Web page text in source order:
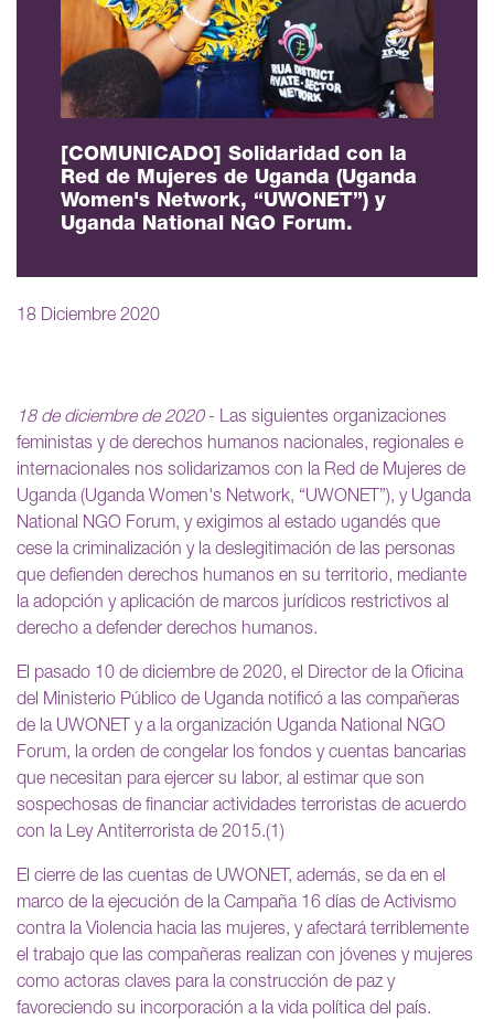
[COMUNICADO] Solidaridad con la
Red de Mujeres de Uganda (Uganda
Women's Network, “UWONET”) y
Uganda National NGO Forum.
18 Diciembre 2020
18 de diciembre de 2020- Las siguientes organizaciones
feministas y de derechos humanos nacionales, regionales e
internacionales nos solidarizamos con la Red de Mujeres de
Uganda (Uganda Women's Network, “UWONET”), y Uganda
National NGO Forum, y exigimos al estado ugandés que
cese la criminalización y la deslegitimación de las personas
que defienden derechos humanos en su territorio, mediante
la adopción y aplicación de marcos jurídicos restrictivos al
derecho a defender derechos humanos.
El pasado 10 de diciembre de 2020, el Director de la Oficina
del Ministerio Público de Uganda notificó a las compañeras
de la UWONET y a la organización Uganda National NGO
Forum, la orden de congelar los fondos y cuentas bancarias
que necesitan para ejercer su labor, al estimar que son
sospechosas de financiar actividades terroristas de acuerdo
con la Ley Antiterrorista de 2015.(1)
El cierre de las cuentas de UWONET, además, se da en el
marco de la ejecución de la Campaña 16 días de Activismo
contra la Violencia hacia las mujeres, y afectará terriblemente
el trabajo que las compañeras realizan con jóvenes y mujeres
como actoras claves para la construcción de paz y
favoreciendo su incorporación a la vida política del país.